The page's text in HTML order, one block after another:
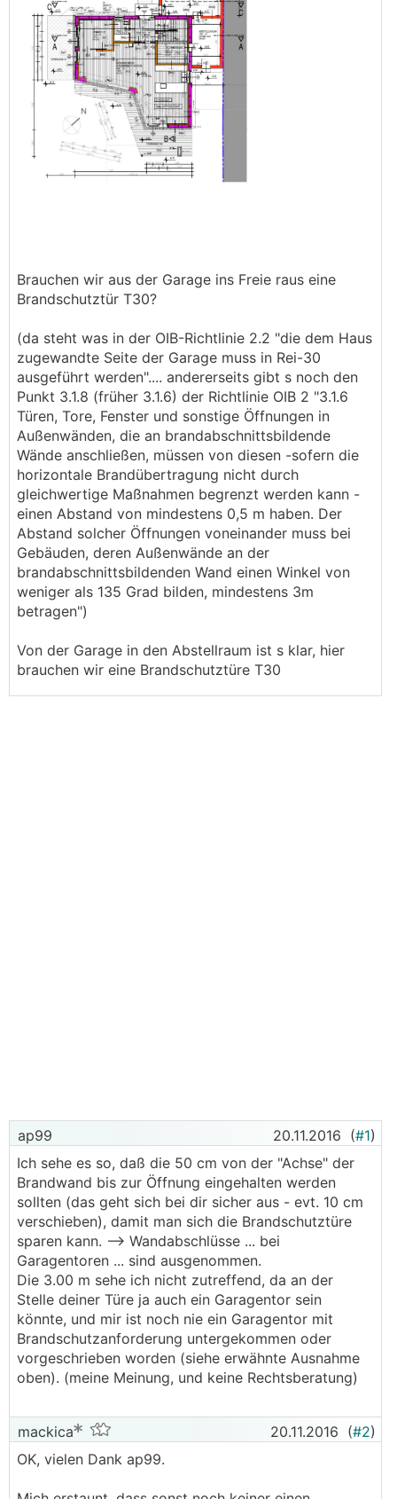
Brauchen wir aus der Garage ins Freie raus eine
Brandschutztür T30?
(da steht was in der OIB-Richtlinie 2.2 "die dem Haus
zugewandte Seite der Garage muss in Rei-30
ausgeführt werden".... andererseits gibt s noch den
Punkt 3.1.8 (früher 3.1.6) der Richtlinie OIB 2 "3.1.6
Türen, Tore, Fenster und sonstige Öffnungen in
Außenwänden, die an brandabschnittsbildende
Wände anschließen, müssen von diesen -sofern die
horizontale Brandübertragung nicht durch
gleichwertige Maßnahmen begrenzt werden kann -
einen Abstand von mindestens 0,5 m haben. Der
Abstand solcher Öffnungen voneinander muss bei
Gebäuden, deren Außenwände an der
brandabschnittsbildenden Wand einen Winkel von
weniger als 135 Grad bilden, mindestens 3m
betragen")
Von der Garage in den Abstellraum ist s klar, hier
brauchen wir eine Brandschutztüre T30
ap99 20.11.2016 (#1)
Ich sehe es so, daß die 50 cm von der "Achse" der
Brandwand bis zur Öffnung eingehalten werden
sollten (das geht sich bei dir sicher aus - evt. 10 cm
verschieben), damit man sich die Brandschutztüre
sparen kann. --> Wandabschlüsse ... bei
Garagentoren ... sind ausgenommen.
Die 3.00 m sehe ich nicht zutreffend, da an der
Stelle deiner Türe ja auch ein Garagentor sein
könnte, und mir ist noch nie ein Garagentor mit
Brandschutzanforderung untergekommen oder
vorgeschrieben worden (siehe erwähnte Ausnahme
oben). (meine Meinung, und keine Rechtsberatung)
mackica 20.11.2016 (#2)
OK, vielen Dank ap99.